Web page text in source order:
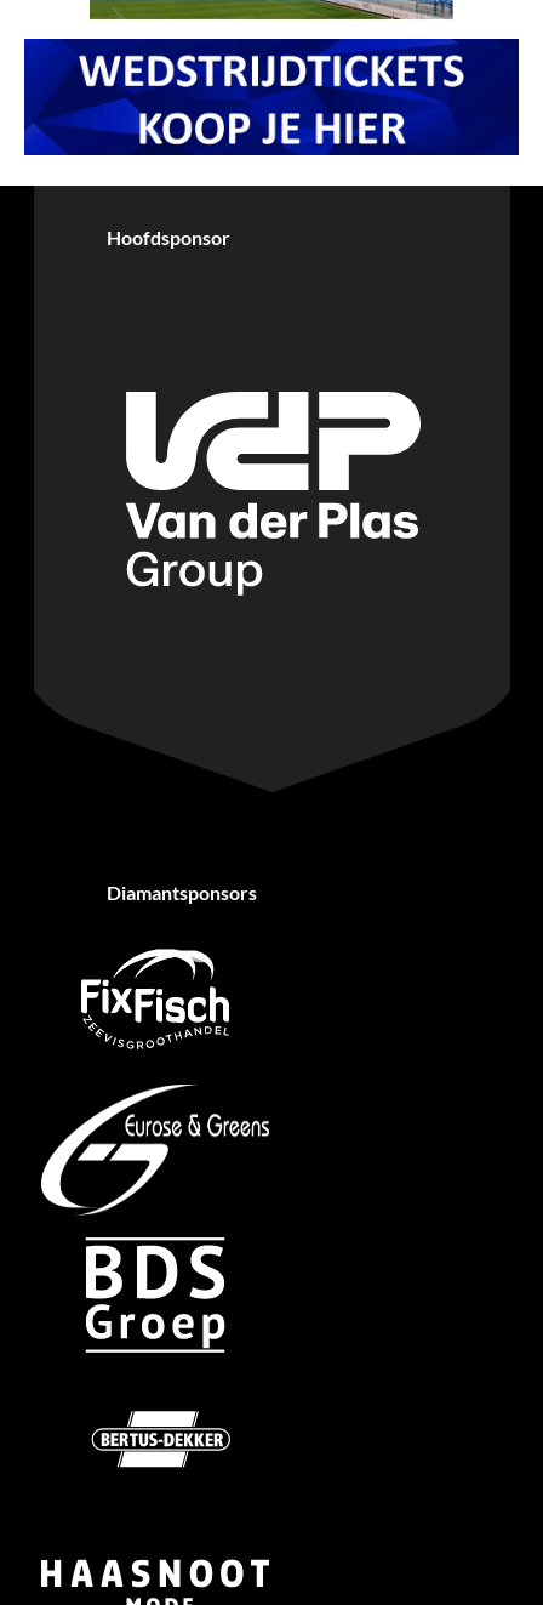
Hoofdsponsor
Diamantsponsors